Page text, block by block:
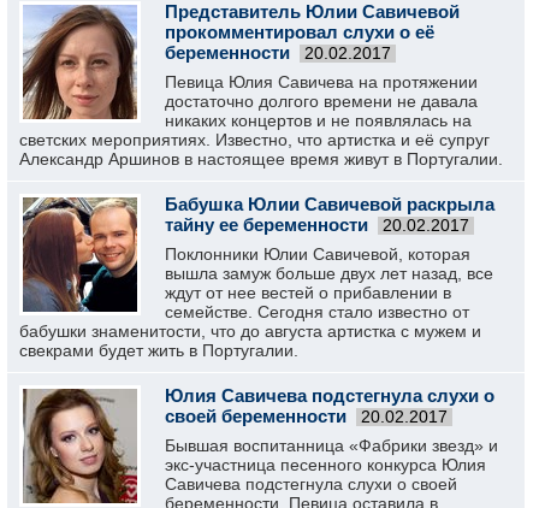
Представитель Юлии Савичевой
прокомментировал слухи о её
беременности
20.02.2017
Певица Юлия Савичева на протяжении
достаточно долгого времени не давала
никаких концертов и не появлялась на
светских мероприятиях. Известно, что артистка и её супруг
Александр Аршинов в настоящее время живут в Португалии.
Бабушка Юлии Савичевой раскрыла
тайну ее беременности
20.02.2017
Поклонники Юлии Савичевой, которая
вышла замуж больше двух лет назад, все
ждут от нее вестей о прибавлении в
семействе. Сегодня стало известно от
бабушки знаменитости, что до августа артистка с мужем и
свекрами будет жить в Португалии.
Юлия Савичева подстегнула слухи о
своей беременности
20.02.2017
Бывшая воспитанница «Фабрики звезд» и
экс-участница песенного конкурса Юлия
Савичева подстегнула слухи о своей
беременности. Певица оставила в